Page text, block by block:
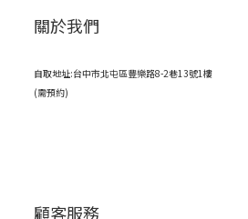
關於我們
自取地址:台中市北屯區豐樂路8-2巷13號1樓
(需預約)
顧客服務